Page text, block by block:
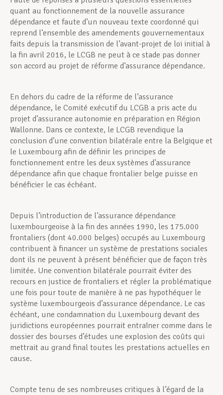
quant au fonctionnement de la nouvelle assurance
dépendance et faute d’un nouveau texte coordonné qui
reprend l’ensemble des amendements gouvernementaux
faits depuis la transmission de l’avant-projet de loi initial à
la fin avril 2016, le LCGB ne peut à ce stade pas donner
son accord au projet de réforme d’assurance dépendance.
En dehors du cadre de la réforme de l’assurance
dépendance, le Comité exécutif du LCGB a pris acte du
projet d’assurance autonomie en préparation en Région
Wallonne. Dans ce contexte, le LCGB revendique la
conclusion d’une convention bilatérale entre la Belgique et
le Luxembourg afin de définir les principes de
fonctionnement entre les deux systèmes d’assurance
dépendance afin que chaque frontalier belge puisse en
bénéficier le cas échéant.
Depuis l’introduction de l’assurance dépendance
luxembourgeoise à la fin des années 1990, les 175.000
frontaliers (dont 40.000 belges) occupés au Luxembourg
contribuent à financer un système de prestations sociales
dont ils ne peuvent à présent bénéficier que de façon très
limitée. Une convention bilatérale pourrait éviter des
recours en justice de frontaliers et régler la problématique
une fois pour toute de manière à ne pas hypothéquer le
système luxembourgeois d’assurance dépendance. Le cas
échéant, une condamnation du Luxembourg devant des
juridictions européennes pourrait entraîner comme dans le
dossier des bourses d’études une explosion des coûts qui
mettrait au grand final toutes les prestations actuelles en
cause.
Compte tenu de ses nombreuses critiques à l’égard de la